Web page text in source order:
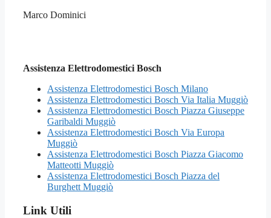
Marco Dominici
Assistenza Elettrodomestici Bosch
Assistenza Elettrodomestici Bosch Milano
Assistenza Elettrodomestici Bosch Via Italia Muggiò
Assistenza Elettrodomestici Bosch Piazza Giuseppe
Garibaldi Muggiò
Assistenza Elettrodomestici Bosch Via Europa
Muggiò
Assistenza Elettrodomestici Bosch Piazza Giacomo
Matteotti Muggiò
Assistenza Elettrodomestici Bosch Piazza del
Burghett Muggiò
Link Utili